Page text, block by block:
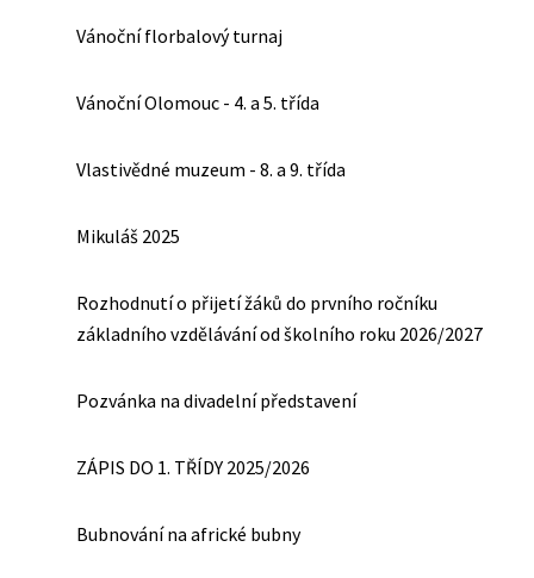
Vánoční florbalový turnaj
Vánoční Olomouc - 4. a 5. třída
Vlastivědné muzeum - 8. a 9. třída
Mikuláš 2025
Rozhodnutí o přijetí žáků do prvního ročníku
základního vzdělávání od školního roku 2026/2027
Pozvánka na divadelní představení
ZÁPIS DO 1. TŘÍDY 2025/2026
Bubnování na africké bubny